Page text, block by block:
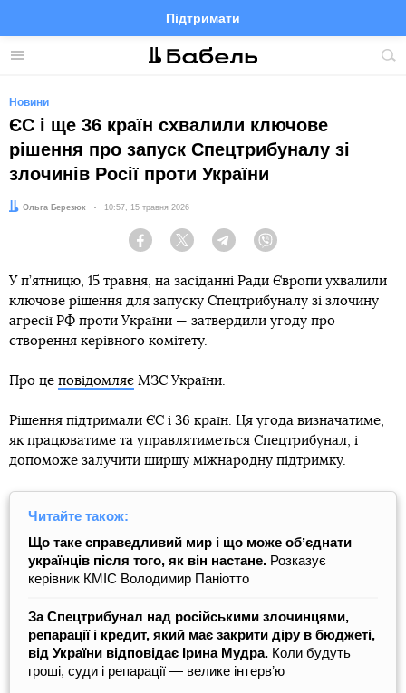
Меню
Підтримати
FacebookTelegramTwitter
Новини
ЄС і ще 36 країн схвалили ключове
рішення про запуск Спецтрибуналу зі
злочинів Росії проти України
Автор:
Ольга Березюк Дата:
10:57, 15 травня 2026
Facebook Twitter Telegram
У п’ятницю, 15 травня, на засіданні Ради Європи ухвалили
ключове рішення для запуску Спецтрибуналу зі злочину
агресії РФ проти України — затвердили угоду про
створення керівного комітету.
Про це повідомляє МЗС України.
Рішення підтримали ЄС і 36 країн. Ця угода визначатиме,
як працюватиме та управлятиметься Спецтрибунал, і
допоможе залучити ширшу міжнародну підтримку.
Читайте також:
Що таке справедливий мир і що може обʼєднати
українців після того, як він настане. Розказує
керівник КМІС Володимир Паніотто
За Спецтрибунал над російськими злочинцями,
репарації і кредит, який має закрити діру в бюджеті,
від України відповідає Ірина Мудра. Коли будуть
гроші, суди і репарації — велике інтервʼю